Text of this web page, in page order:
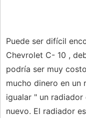
Puede ser difícil
Chevrolet C- 10 ,
podría ser muy
mucho dinero en un
igualar " un
nuevo. El radiador